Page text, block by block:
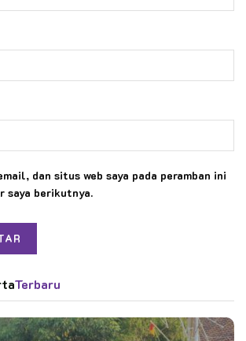
dan situs web saya pada peramban ini
saya berikutnya.
Terbaru